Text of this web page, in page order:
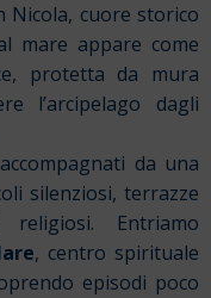
Nicola, cuore storico
mare appare come
protetta da mura
l’arcipelago dagli
da una
silenziosi, terrazze
Entriamo
, centro spirituale
episodi poco